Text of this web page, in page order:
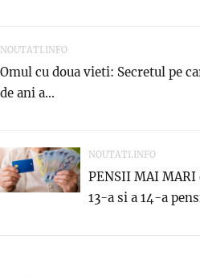
NOUTATI.INFO
Omul cu doua vieti: Secretul pe
de ani a...
NOUTATI.INFO
PENSII MAI MARI
13-a si a 14-a